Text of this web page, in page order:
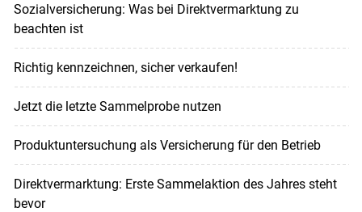
Sozialversicherung: Was bei Direktvermarktung zu
beachten ist
Richtig kennzeichnen, sicher verkaufen!
Jetzt die letzte Sammelprobe nutzen
Produktuntersuchung als Versicherung für den Betrieb
Direktvermarktung: Erste Sammelaktion des Jahres steht
bevor